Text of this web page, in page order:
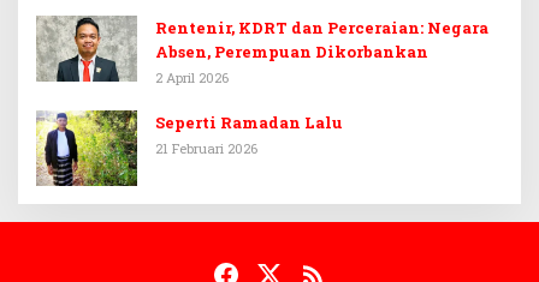
Rentenir, KDRT dan Perceraian: Negara
Absen, Perempuan Dikorbankan
2 April 2026
Seperti Ramadan Lalu
21 Februari 2026